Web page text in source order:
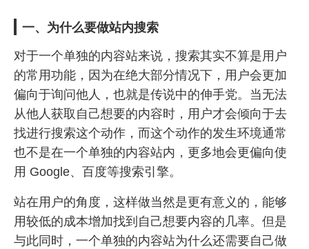
一、为什么要做站内搜索
对于一个单独的内容站来说，搜索其实不算是用户
的常用功能，因为在绝大部分情况下，用户会更加
偏向于询问他人，也就是传说中的伸手党。当无法
从他人获取自己想要的内容时，用户才会倾向于去
找进行搜索这个动作，而这个动作的发生环境通常
也不是在一个单独的内容站内，更多地会更偏向使
用 Google、百度等搜索引擎。
站在用户的角度，这样做当然是更有意义的，能够
用较低的成本增加找到自己想要内容的几率。但是
与此同时，一个单独的内容站为什么还需要自己做